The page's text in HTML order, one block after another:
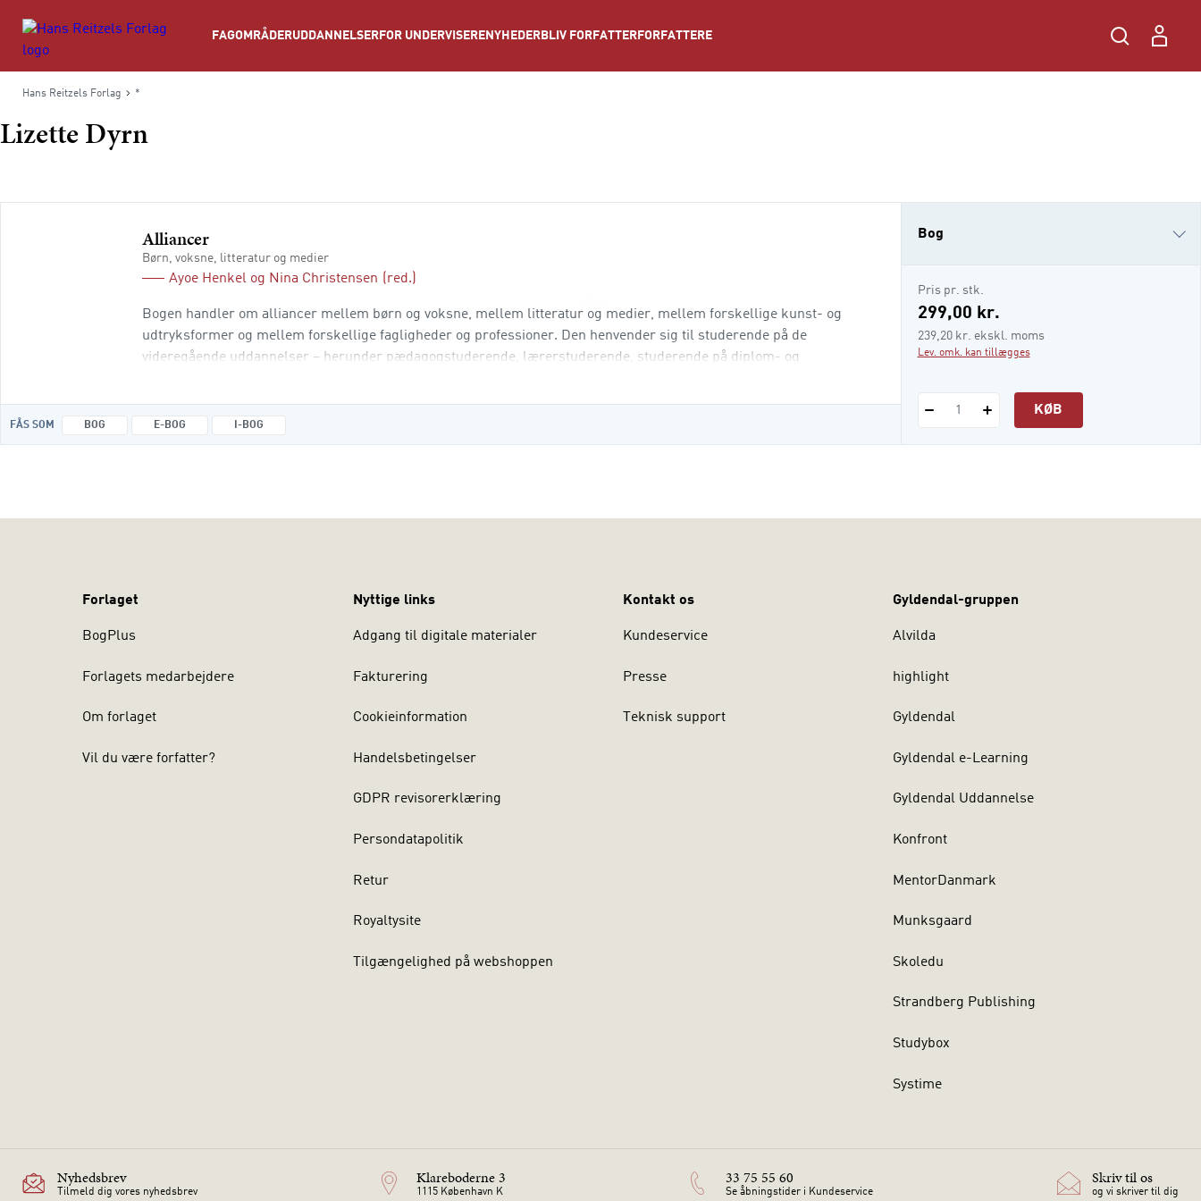
FAGOMRÅDERUDDANNELSER FOR UNDERVISERE NYHEDER BLIV FORFATTER FORFATTERE
Hans Reitzels Forlag *
Lizette Dyrn
Alliancer
Børn, voksne, litteratur og medier
Ayoe Henkel og Nina Christensen (red.)
Bogen handler om alliancer mellem børn og voksne, mellem litteratur og medier, mellem forskellige kunst- og
udtryksformer og mellem forskellige fagligheder og professioner. Den henvender sig til studerende på de
videregående uddannelser – herunder pædagogstuderende, lærerstuderende, studerende på diplom- og
FÅS SOM BOG E-BOG I-BOG
Bog
e-bog
i-bog
Pris pr. stk.
299,00 kr.
239,20 kr. ekskl. moms
Lev. omk. kan tillægges
1 KØB
Forlaget
BogPlus
Forlagets medarbejdere
Om forlaget
Vil du være forfatter?
Nyttige links
Adgang til digitale materialer
Fakturering
Cookieinformation
Handelsbetingelser
GDPR revisorerklæring
Persondatapolitik
Retur
Royaltysite
Tilgængelighed på webshoppen
Kontakt os
Kundeservice
Presse
Teknisk support
Gyldendal-gruppen
Alvilda
highlight
Gyldendal
Gyldendal e-Learning
Gyldendal Uddannelse
Konfront
MentorDanmark
Munksgaard
Skoledu
Strandberg Publishing
Studybox
Systime
Nyhedsbrev
Tilmeld dig vores nyhedsbrev
Klareboderne 3
1115 København K
33 75 55 60
Se åbningstider i Kundeservice
Skriv til os
og vi skriver til dig